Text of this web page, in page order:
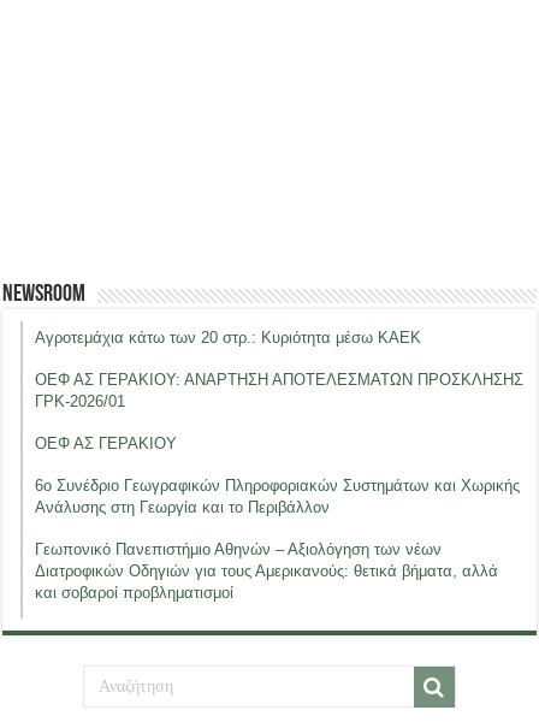
Newsroom
Αγροτεμάχια κάτω των 20 στρ.: Κυριότητα μέσω ΚΑΕΚ
ΟΕΦ ΑΣ ΓΕΡΑΚΙΟΥ: ΑΝΑΡΤΗΣΗ ΑΠΟΤΕΛΕΣΜΑΤΩΝ ΠΡΟΣΚΛΗΣΗΣ
ΓΡΚ-2026/01
ΟΕΦ ΑΣ ΓΕΡΑΚΙΟΥ
6ο Συνέδριο Γεωγραφικών Πληροφοριακών Συστημάτων και Χωρικής
Ανάλυσης στη Γεωργία και το Περιβάλλον
Γεωπονικό Πανεπιστήμιο Αθηνών – Αξιολόγηση των νέων
Διατροφικών Οδηγιών για τους Αμερικανούς: θετικά βήματα, αλλά
και σοβαροί προβληματισμοί